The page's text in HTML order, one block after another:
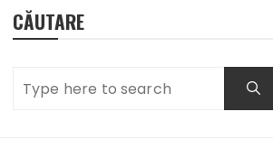
CĂUTARE